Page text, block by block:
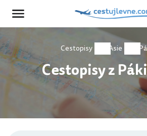
Cestopisy Asie
Cestopisy z